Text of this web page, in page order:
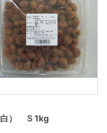
白） Ｓ1kg